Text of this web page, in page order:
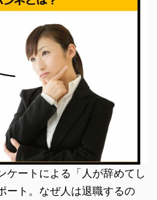
ケートによる「人が辞めてし
ート。なぜ人は退職するの